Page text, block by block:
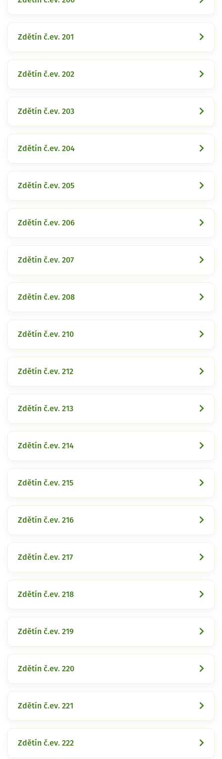
Zdětín č.ev. 201
Zdětín č.ev. 202
Zdětín č.ev. 203
Zdětín č.ev. 204
Zdětín č.ev. 205
Zdětín č.ev. 206
Zdětín č.ev. 207
Zdětín č.ev. 208
Zdětín č.ev. 210
Zdětín č.ev. 212
Zdětín č.ev. 213
Zdětín č.ev. 214
Zdětín č.ev. 215
Zdětín č.ev. 216
Zdětín č.ev. 217
Zdětín č.ev. 218
Zdětín č.ev. 219
Zdětín č.ev. 220
Zdětín č.ev. 221
Zdětín č.ev. 222